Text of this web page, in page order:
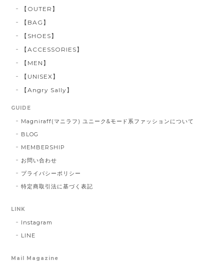
【OUTER】
【BAG】
【SHOES】
【ACCESSORIES】
【MEN】
【UNISEX】
【Angry Sally】
GUIDE
Magniraff(マニラフ) ユニーク&モード系ファッションについて
BLOG
MEMBERSHIP
お問い合わせ
プライバシーポリシー
特定商取引法に基づく表記
LINK
Instagram
LINE
Mail Magazine